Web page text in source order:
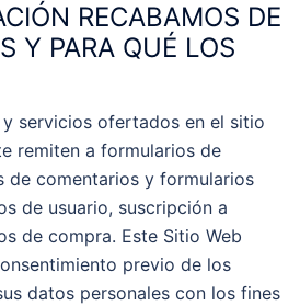
RECABAMOS DE
Y PARA QUÉ LOS
servicios ofertados en el sitio
remiten a formularios de
de comentarios y formularios
de usuario, suscripción a
de compra. Este Sitio Web
previo de los
datos personales con los fines